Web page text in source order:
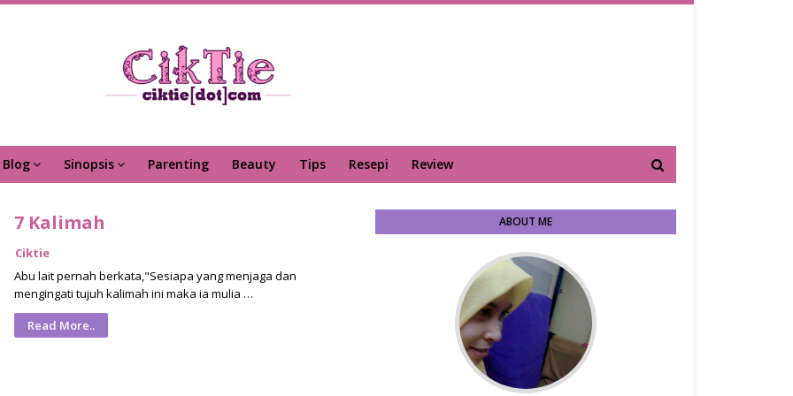
Blog Sinopsis Parenting Beauty Tips Resepi Review
7 Kalimah
Ciktie
Abu lait pernah berkata,"Sesiapa yang menjaga dan
mengingati tujuh kalimah ini maka ia mulia …
Read More..
ABOUT ME